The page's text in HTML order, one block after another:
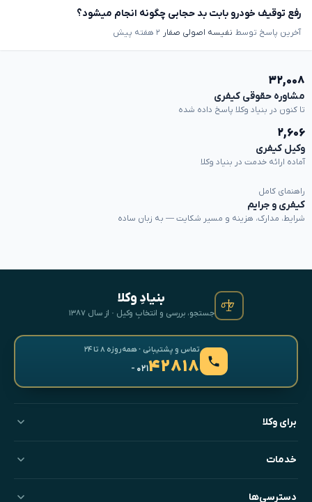
رفع توقیف خودرو بابت بد حجابی چگونه انجام میشود؟
آخرین پاسخ توسط نفیسه اصولی صفار ۲ هفته پیش
۳۲,۰۰۸
مشاوره حقوقی کیفری
تا کنون در بنیاد وکلا پاسخ داده شده
۲,۶۰۶
وکیل کیفری
آماده ارائه خدمت در بنیاد وکلا
راهنمای کامل
کیفری و جرایم
شرایط، مدارک، هزینه و مسیر شکایت — به زبان ساده
بنیادِ وکلا
جستجو، بررسی و انتخابِ وکیل · از سال ۱۳۸۷
تماس و پشتیبانی · همه‌روزه ۸ تا ۲۴
۴۲۸۱۸- ۰۲۱
برای وکلا
خدمات
دسترسی‌ها